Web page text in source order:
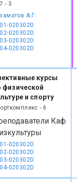
- 3
А.Г.
020302D
020302D
020302D
020302D
курсы
физической
и спорту
- 6
Каф
020302D
020302D
020302D
020302D